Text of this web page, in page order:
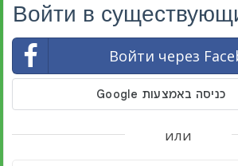
Войти в
Войти через
или